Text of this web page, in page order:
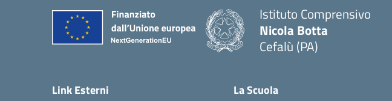
Istituto Comprensivo
Nicola Botta
Cefalù (PA)
Link Esterni La Scuola